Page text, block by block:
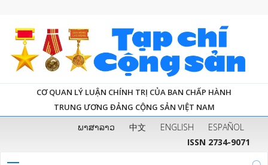
CƠ QUAN LÝ LUẬN CHÍNH TRỊ CỦA BAN CHẤP HÀNH
TRUNG ƯƠNG ĐẢNG CỘNG SẢN VIỆT NAM
ພາສາລາວ 中文 ENGLISH
ESPAÑOL
ISSN 2734-9071